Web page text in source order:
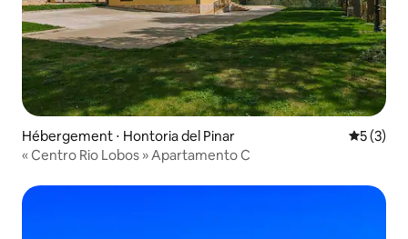
Hébergement ⋅ Hontoria del Pinar
5 (3)
« Centro Rio Lobos » Apartamento C